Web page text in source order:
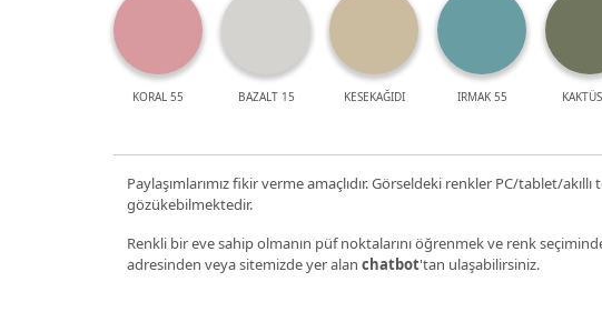
KORAL 55 BAZALT 15 KESEKAĞIDI IRMAK 55
Paylaşımlarımız fikir verme amaçlıdır. Görseldeki renkler PC/tablet/
gözükebilmektedir.
Renkli bir eve sahip olmanın püf noktalarını öğrenmek ve renk
adresinden veya sitemizde yer alan chatbot'tan ulaşabilirsiniz.